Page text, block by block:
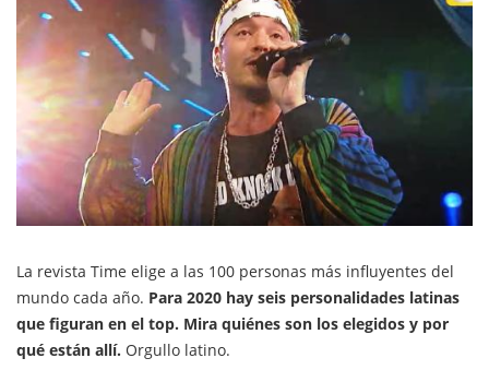
La revista Time elige a las 100 personas más influyentes del
mundo cada año. Para 2020 hay seis personalidades latinas
que figuran en el top. Mira quiénes son los elegidos y por
qué están allí. Orgullo latino.